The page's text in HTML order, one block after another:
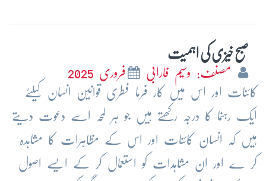
صبح خیزی کی اہمیت
مصنف: وسیم فارابی
فروری 2025
کائنات اور اس میں کار فرما فطری قوانین انسان کیلئے
ایک رہنما کا درجہ رکھتے ہیں جو ہر لمحہ اسے دعوت دیتے
ہیں کہ انسان کائنات اور اس کے مظاہرات کا مشاہدہ
کر ے اور ان مشاہدات کو استعمال کر کے ایسے اصول